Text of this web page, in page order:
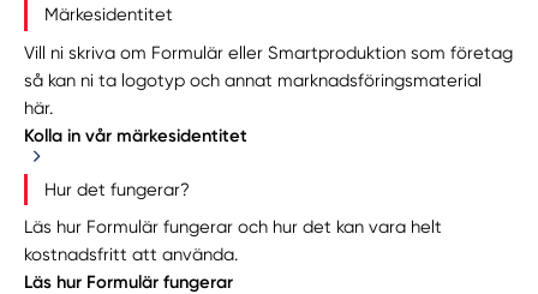
Märkesidentitet
Vill ni skriva om Formulär eller Smartproduktion som företag
så kan ni ta logotyp och annat marknadsföringsmaterial
här.
Kolla in vår märkesidentitet
Hur det fungerar?
Läs hur Formulär fungerar och hur det kan vara helt
kostnadsfritt att använda.
Läs hur Formulär fungerar